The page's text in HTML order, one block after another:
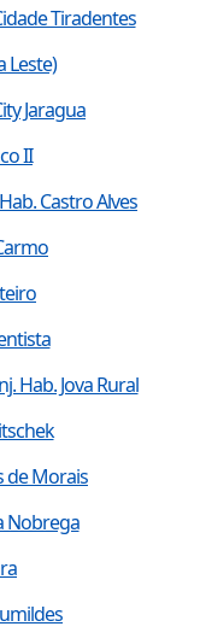
Tiradentes
Leste)
Jaragua
II
Castro Alves
Hab. Jova Rural
de Morais
Nobrega